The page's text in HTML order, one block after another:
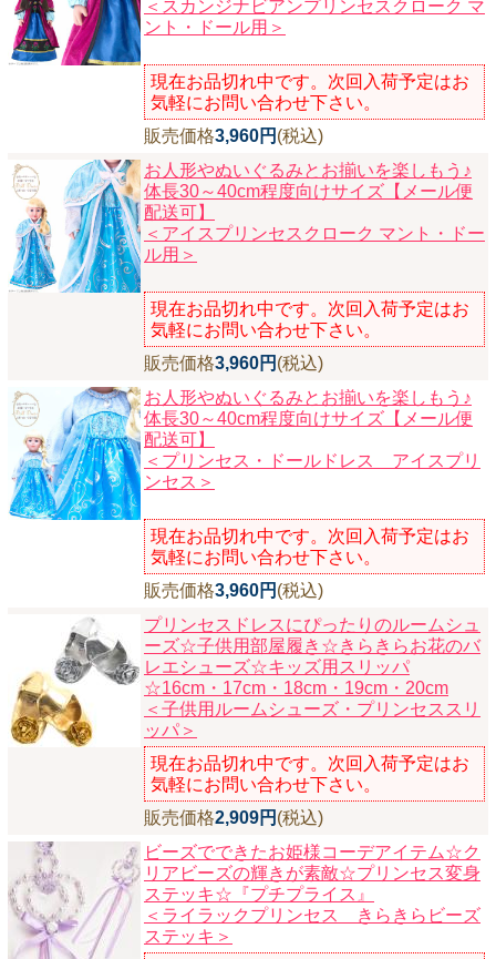
＜スカンジナビアンプリンセスクローク マ
ント・ドール用＞
現在お品切れ中です。次回入荷予定はお
気軽にお問い合わせ下さい。
販売価格3,960円 (税込)
お人形やぬいぐるみとお揃いを楽しもう♪
体長30～40cm程度向けサイズ【メール便
配送可】
＜アイスプリンセスクローク マント・ドー
ル用＞
現在お品切れ中です。次回入荷予定はお
気軽にお問い合わせ下さい。
販売価格3,960円 (税込)
お人形やぬいぐるみとお揃いを楽しもう♪
体長30～40cm程度向けサイズ【メール便
配送可】
＜プリンセス・ドールドレス アイスプリ
ンセス＞
現在お品切れ中です。次回入荷予定はお
気軽にお問い合わせ下さい。
販売価格3,960円 (税込)
プリンセスドレスにぴったりのルームシュ
ーズ☆子供用部屋履き☆きらきらお花のバ
レエシューズ☆キッズ用スリッパ
☆16cm・17cm・18cm・19cm・20cm
＜子供用ルームシューズ・プリンセススリ
ッパ＞
現在お品切れ中です。次回入荷予定はお
気軽にお問い合わせ下さい。
販売価格2,909円 (税込)
ビーズでできたお姫様コーデアイテム☆ク
リアビーズの輝きが素敵☆プリンセス変身
ステッキ☆『プチプライス』
＜ライラックプリンセス きらきらビーズ
ステッキ＞